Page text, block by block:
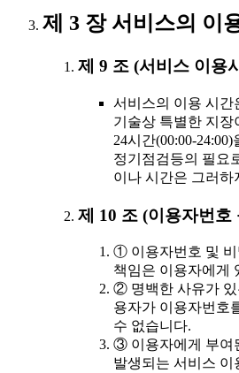
제 3 장 서비스의 이
제 9 조 (서비스 이용
서비스의 이용 시간
기술상 특별한 지장
24시간(00:00-
정기점검등의 필요
이나 시간은 그러하
제 10 조 (이용자번호
① 이용자번호 및 비
책임은 이용자에게
② 명백한 사유가 있
용자가 이용자번호
수 없습니다.
③ 이용자에게 부여
발생되는 서비스 이